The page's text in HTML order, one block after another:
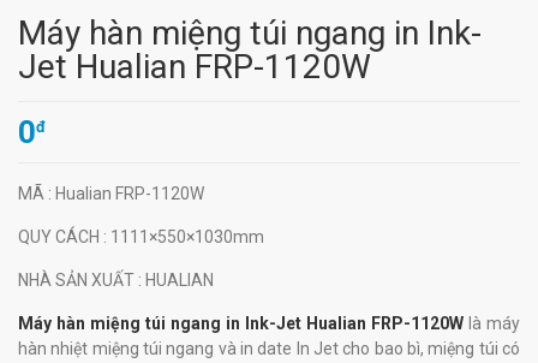
Máy hàn miệng túi ngang in Ink-
Jet Hualian FRP-1120W
0đ
MÃ : Hualian FRP-1120W
QUY CÁCH : 1111×550×1030mm
NHÀ SẢN XUẤT : HUALIAN
Máy hàn miệng túi ngang in Ink-Jet Hualian FRP-1120W là máy
hàn nhiệt miệng túi ngang và in date In Jet cho bao bì, miệng túi có